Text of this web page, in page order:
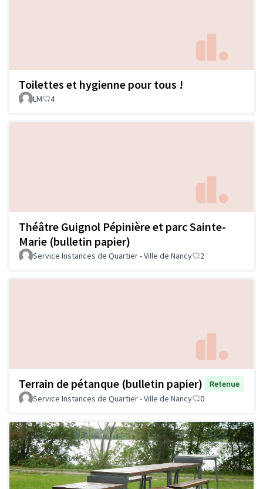
Toilettes et hygienne pour tous !
LM 4
Théâtre Guignol Pépinière et parc Sainte-
Marie (bulletin papier)
Service Instances de Quartier - Ville de Nancy 2
Terrain de pétanque (bulletin papier)
Retenue
Service Instances de Quartier - Ville de Nancy
0